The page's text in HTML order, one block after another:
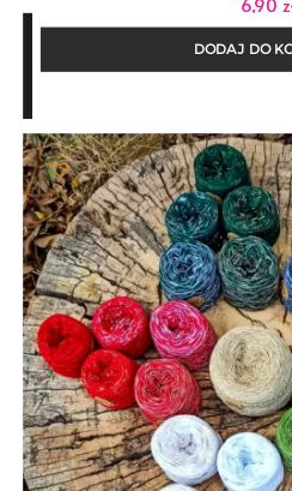
DODAJ DO